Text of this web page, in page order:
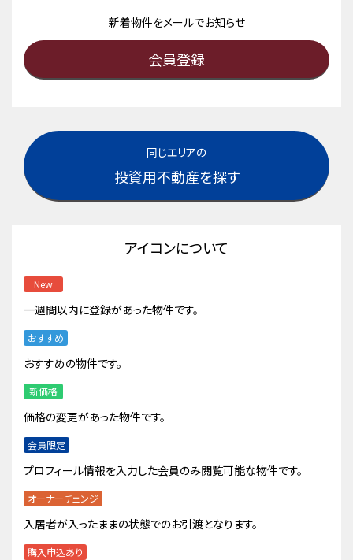
新着物件をメールでお知らせ
会員登録
同じエリアの
投資用不動産を探す
アイコンについて
New
一週間以内に登録があった物件です。
おすすめ
おすすめの物件です。
新価格
価格の変更があった物件です。
会員限定
プロフィール情報を入力した会員のみ閲覧可能な物件です。
オーナーチェンジ
入居者が入ったままの状態でのお引渡となります。
購入申込あり